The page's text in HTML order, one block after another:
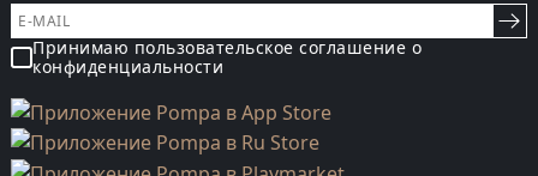
Принимаю пользовательское соглашение о
конфиденциальности